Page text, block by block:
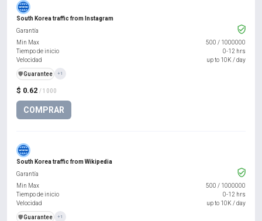
South Korea traffic from Instagram
$ 0.62 / 1000
COMPRAR
Garantía
Min Max
500 / 1000000
Tiempo de inicio
0-12 hrs
Velocidad
up to 10K / day
️🛡️Guarantee +1
South Korea traffic from Wikipedia
Garantía
Min Max
500 / 1000000
Tiempo de inicio
0-12 hrs
Velocidad
up to 10K / day
️🛡️Guarantee +1